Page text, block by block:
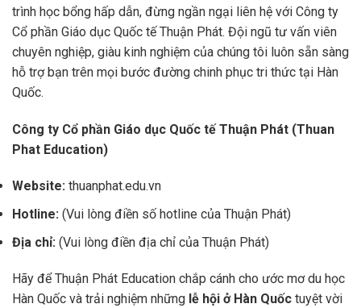
trình học bổng hấp dẫn, đừng ngần ngại liên hệ với Công ty
Cổ phần Giáo dục Quốc tế Thuận Phát. Đội ngũ tư vấn viên
chuyên nghiệp, giàu kinh nghiệm của chúng tôi luôn sẵn sàng
hỗ trợ bạn trên mọi bước đường chinh phục tri thức tại Hàn
Quốc.
Công ty Cổ phần Giáo dục Quốc tế Thuận Phát (Thuan
Phat Education)
Website: thuanphat.edu.vn
Hotline: (Vui lòng điền số hotline của Thuận Phát)
Địa chỉ: (Vui lòng điền địa chỉ của Thuận Phát)
Hãy để Thuận Phát Education chắp cánh cho ước mơ du học
Hàn Quốc và trải nghiệm những lễ hội ở Hàn Quốc tuyệt vời